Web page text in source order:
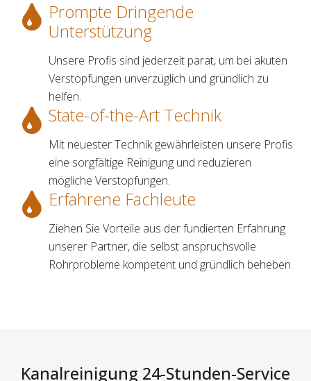
Prompte Dringende
Unterstützung
Unsere Profis sind jederzeit parat, um bei akuten
Verstopfungen unverzüglich und gründlich zu
helfen.
State-of-the-Art Technik
Mit neuester Technik gewährleisten unsere Profis
eine sorgfältige Reinigung und reduzieren
mögliche Verstopfungen.
Erfahrene Fachleute
Ziehen Sie Vorteile aus der fundierten Erfahrung
unserer Partner, die selbst anspruchsvolle
Rohrprobleme kompetent und gründlich beheben.
Kanalreinigung 24-Stunden-Service